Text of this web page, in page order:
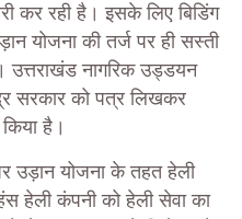
कर रही है। इसके लिए बिडिंग
योजना की तर्ज पर ही सस्ती
उत्तराखंड नागरिक उड्डयन
सरकार को पत्र लिखकर
है।
उड़ान योजना के तहत हेली
हेली कंपनी को हेली सेवा का